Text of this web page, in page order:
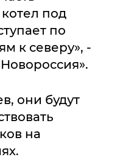
под
по
к северу», -
они будут
на